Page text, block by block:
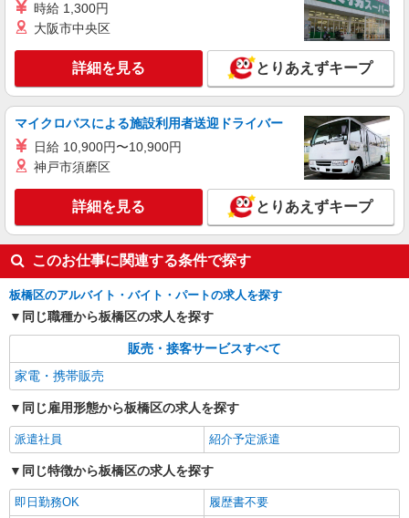
正社員
ソフトバンク志村坂上店
【店長職】ソフトバンクショップの携帯販売ス
タッフ
月給 300,000円 〜 400,000円 試用期間あり 3
ヶ月 月給25万円以上 ※経験・能力による 【試用
期間】月給 300000 円 〜 400000 円
■ソフトバンク志村坂上店 東京都 板橋区 小豆
沢2丁目 17‐7キャッスルマンション志村坂上 1階
キープ 詳細を見る
ソフトバンク蓮根店
【店長職】ソフトバンクショップの携帯販売ス
タッフ
月給 260,000円 〜 322,000円 試用期間あり 6
ヶ月 月給25万円以上 ※経験・能力による 【試用
期間】月給 260000 円 〜 322000 円
■ソフトバンク蓮根店 東京都 板橋区 蓮根3丁
目 1‐1 羽深ビル1F
キープ
時給 1,300円
大阪市中央区
詳細を見る とりあえずキープ
マイクロバスによる施設利用者送迎ドライバー
日給 10,900円〜10,900円
神戸市須磨区
詳細を見る とりあえずキープ
このお仕事に関連する条件で探す
板橋区のアルバイト・バイト・パートの求人を探す
同じ職種から板橋区の求人を探す
販売・接客サービスすべて
家電・携帯販売
同じ雇用形態から板橋区の求人を探す
派遣社員 紹介予定派遣
同じ特徴から板橋区の求人を探す
即日勤務OK
履歴書不要